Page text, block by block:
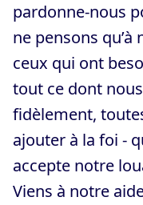
pardonne-nous
ne pensons
ceux qui ont
tout ce dont
fidèlement,
ajouter à la foi -
accepte notre
Viens à notre